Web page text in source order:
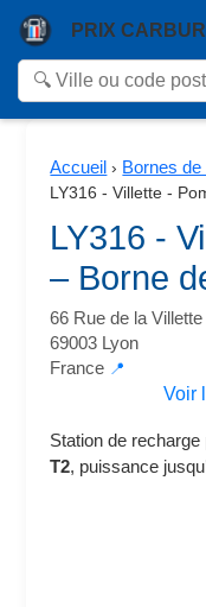
PRIX
Accueil › Bornes
LY316 - Villette -
LY316 -
– Borne
66 Rue de la
69003 Lyon
France 📍
Voir
Station de recharge
T2, puissance